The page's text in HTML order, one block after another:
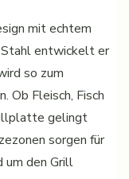
mit echtem
entwickelt er
so zum
Ob Fleisch, Fisch
gelingt
sorgen für
um den Grill